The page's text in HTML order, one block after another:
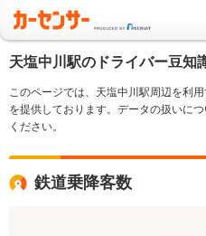
天塩中川駅のドライバー豆知
このページでは、天塩中川駅周辺を利
を提供しております。データの扱いに
ください。
鉄道乗降客数